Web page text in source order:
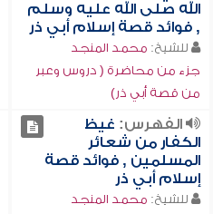
الله صلى الله عليه وسلم
, فوائد قصة إسلام أبي ذر
للشيخ: محمد المنجد
جزء من محاضرة ( دروس وعبر
من قصة أبي ذر)
الفهرس: غيظ
الكفار من شعائر
المسلمين , فوائد قصة
إسلام أبي ذر
للشيخ: محمد المنجد